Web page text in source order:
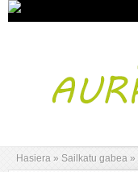
Hasiera » Sailkatu gabea »